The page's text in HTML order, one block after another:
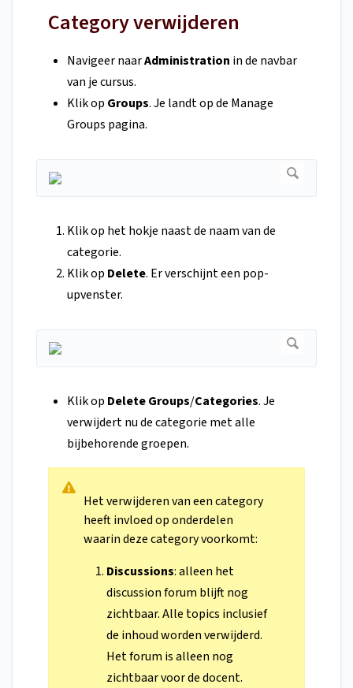
Category verwijderen
Navigeer naarAdministration in de navbar
van je cursus.
Klik op Groups. Je landt op de Manage
Groups pagina.
Klik op het hokje naast de naam van de
categorie.
Klik op Delete. Er verschijnt een pop-
upvenster.
Klik op Delete Groups/Categories. Je
verwijdert nu de categorie met alle
bijbehorende groepen.
Het verwijderen van een category
heeft invloed op onderdelen
waarin deze category voorkomt:
Discussions: alleen het
discussion forum blijft nog
zichtbaar. Alle topics inclusief
de inhoud worden verwijderd.
Het forum is alleen nog
zichtbaar voor de docent.